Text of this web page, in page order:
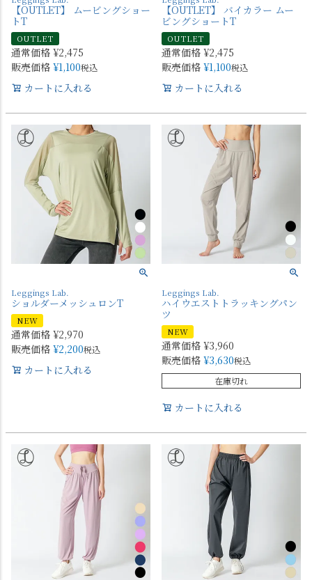
【OUTLET】 ムービングショー
トT
OUTLET
通常価格 ¥2,475
販売価格 ¥1,100税込
カートに入れる
【OUTLET】 バイカラー ムー
ビングショートT
OUTLET
通常価格 ¥2,475
販売価格 ¥1,100税込
カートに入れる
Leggings Lab.
ショルダーメッシュロンT
NEW
通常価格 ¥2,970
販売価格 ¥2,200税込
カートに入れる
Leggings Lab.
ハイウエストトラッキングパン
ツ
NEW
通常価格 ¥3,960
販売価格 ¥3,630税込
在庫切れ
カートに入れる